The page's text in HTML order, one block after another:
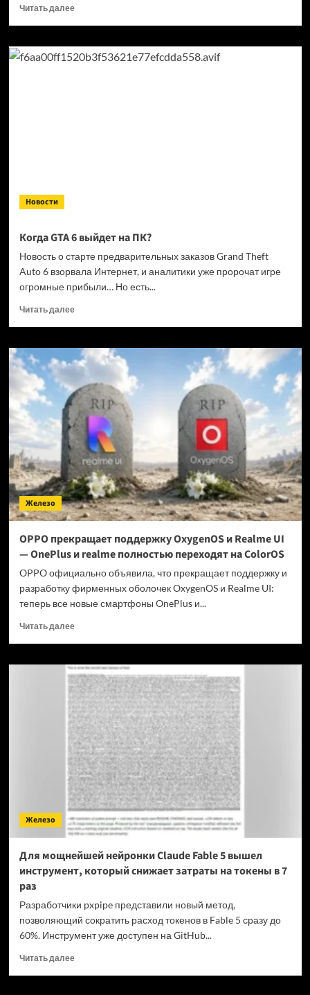
Читать далееПрочитать
Кандидат
в президенты
Новости
Когда GTA 6 выйдет на ПК?
Новость о старте предварительных заказов Grand Theft
Auto 6 взорвала Интернет, и аналитики уже пророчат игре
огромные прибыли… Но есть...
Читать далееПрочитать
Когда
GTA
на ПК?
Железо
OPPO прекращает поддержку OxygenOS и Realme UI
— OnePlus и realme полностью переходят на ColorOS
OPPO официально объявила, что прекращает поддержку и
разработку фирменных оболочек OxygenOS и Realme UI:
теперь все новые смартфоны OnePlus и...
Читать далееПрочитать
OPPO
прекращает
поддержку
OxygenOS
и
Realme
UI
—
OnePlus
и
realme
полностью
переходят
на
Железо
Для мощнейшей нейронки Claude Fable 5 вышел
инструмент, который снижает затраты на токены в 7
раз
Разработчики pxpipe представили новый метод,
позволяющий сократить расход токенов в Fable 5 сразу до
60%. Инструмент уже доступен на GitHub...
Читать далееПрочитать